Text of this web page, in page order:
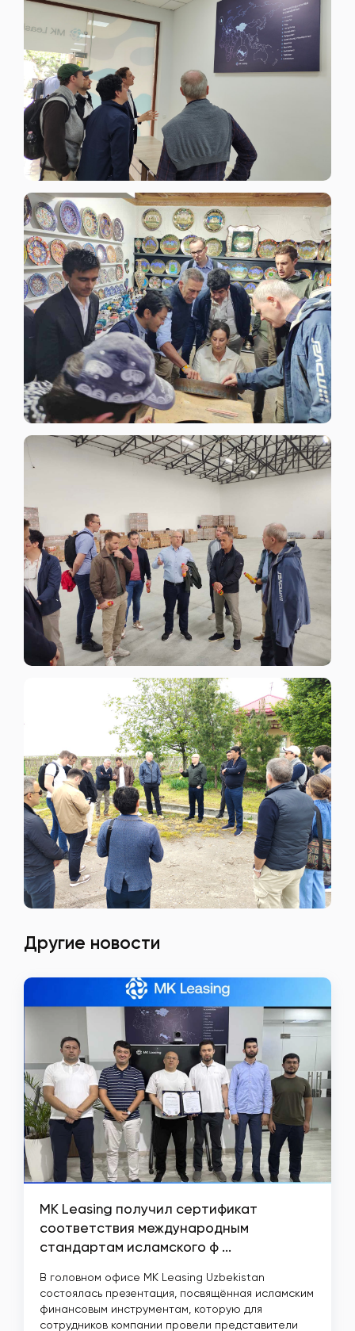
Другие новости
MK Leasing получил сертификат
соответствия международным
стандартам исламского ф ...
В головном офисе MK Leasing Uzbekistan
состоялась презентация, посвящённая исламским
финансовым инструментам, которую для
сотрудников компании провели представители